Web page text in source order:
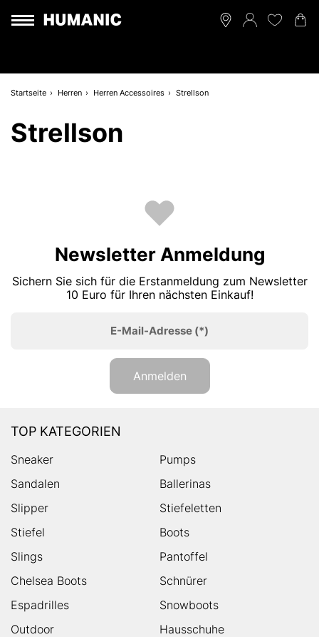
Startseite Herren Herren Accessoires Strellson
Strellson
Newsletter Anmeldung
Sichern Sie sich für die Erstanmeldung zum Newsletter
10 Euro für Ihren nächsten Einkauf!
E-Mail-Adresse (*)
Anmelden
TOP KATEGORIEN
Sneaker
Pumps
Sandalen
Ballerinas
Slipper
Stiefeletten
Stiefel
Boots
Slings
Pantoffel
Chelsea Boots
Schnürer
Espadrilles
Snowboots
Outdoor
Hausschuhe